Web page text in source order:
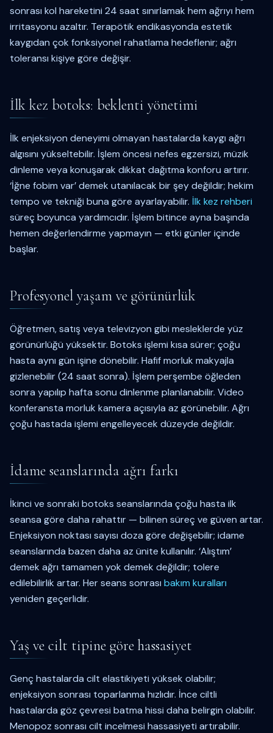
sonrası kol hareketini 24 saat sınırlamak hem ağrıyı hem
irritasyonu azaltır. Terapötik endikasyonda estetik
kaygıdan çok fonksiyonel rahatlama hedeflenir; ağrı
toleransı kişiye göre değişir.
İlk kez botoks: beklenti yönetimi
İlk enjeksiyon deneyimi olmayan hastalarda kaygı ağrı
algısını yükseltebilir. İşlem öncesi nefes egzersizi, müzik
dinleme veya konuşarak dikkat dağıtma konforu artırır.
‘İğne fobim var’ demek utanılacak bir şey değildir; hekim
tempo ve tekniği buna göre ayarlayabilir. İlk kez rehberi
süreç boyunca yardımcıdır. İşlem bitince ayna başında
hemen değerlendirme yapmayın — etki günler içinde
başlar.
Profesyonel yaşam ve görünürlük
Öğretmen, satış veya televizyon gibi mesleklerde yüz
görünürlüğü yüksektir. Botoks işlemi kısa sürer; çoğu
hasta aynı gün işine dönebilir. Hafif morluk makyajla
gizlenebilir (24 saat sonra). İşlem perşembe öğleden
sonra yapılıp hafta sonu dinlenme planlanabilir. Video
konferansta morluk kamera açısıyla az görünebilir. Ağrı
çoğu hastada işlemi engelleyecek düzeyde değildir.
İdame seanslarında ağrı farkı
İkinci ve sonraki botoks seanslarında çoğu hasta ilk
seansa göre daha rahattır — bilinen süreç ve güven artar.
Enjeksiyon noktası sayısı doza göre değişebilir; idame
seanslarında bazen daha az ünite kullanılır. ‘Alıştım’
demek ağrı tamamen yok demek değildir; tolere
edilebilirlik artar. Her seans sonrası bakım kuralları
yeniden geçerlidir.
Yaş ve cilt tipine göre hassasiyet
Genç hastalarda cilt elastikiyeti yüksek olabilir;
enjeksiyon sonrası toparlanma hızlıdır. İnce ciltli
hastalarda göz çevresi batma hissi daha belirgin olabilir.
Menopoz sonrası cilt incelmesi hassasiyeti artırabilir.